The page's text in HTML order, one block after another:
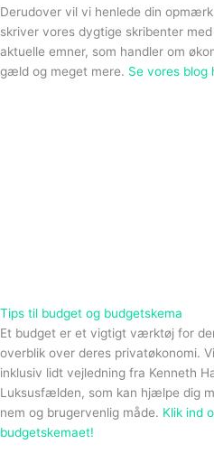
Derudover vil vi henlede din
skriver vores dygtige skribenter
aktuelle emner, som handler om
gæld og meget mere. Se vores blog
Tips til budget og budgetskema
Et budget er et vigtigt værktøj for
overblik over deres privatøkonomi.
inklusiv lidt vejledning fra Kenneth
Luksusfælden, som kan hjælpe dig
nem og brugervenlig måde. Klik ind
budgetskemaet!